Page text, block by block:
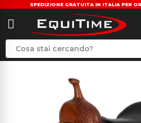
SPEDIZIONE GRATUITA IN ITALIA PER